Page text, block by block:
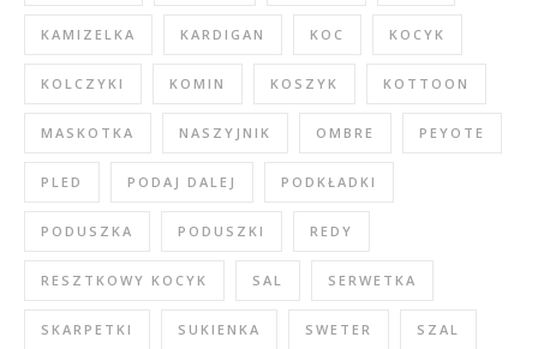
KAMIZELKA KARDIGAN KOC KOCYK
KOLCZYKI KOMIN KOSZYK KOTTOON
MASKOTKA NASZYJNIK OMBRE PEYOTE
PLED PODAJ DALEJ PODKŁADKI
PODUSZKA PODUSZKI REDY
RESZTKOWY KOCYK SAL SERWETKA
SKARPETKI SUKIENKA SWETER SZAL